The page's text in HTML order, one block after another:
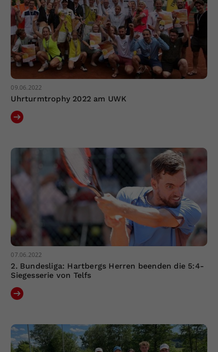
09.06.2022
Uhrturmtrophy 2022 am UWK
07.06.2022
2. Bundesliga: Hartbergs Herren beenden die 5:4-
Siegesserie von Telfs